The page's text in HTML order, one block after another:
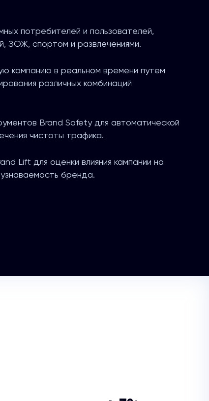
потребителей и пользователей,
ЗОЖ, спортом и развлечениями.
кампанию в реальном времени путем
различных комбинаций
Brand Safety для автоматической
чистоты трафика.
Lift для оценки влияния кампании на
бренда.